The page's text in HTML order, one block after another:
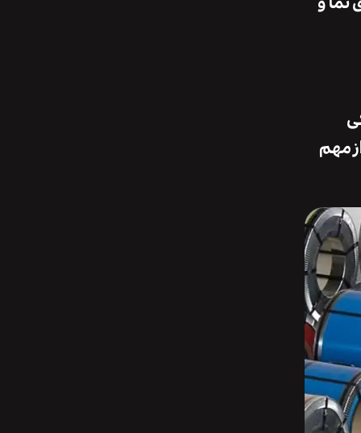
مهم‌